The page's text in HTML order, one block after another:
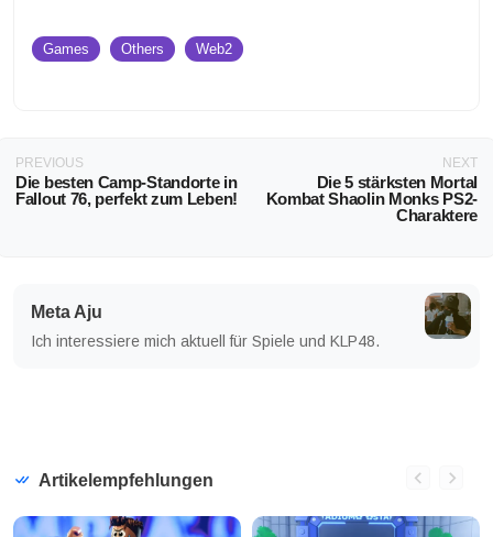
Games Others Web2
PREVIOUS
Die besten Camp-Standorte in
Fallout 76, perfekt zum Leben!
NEXT
Die 5 stärksten Mortal
Kombat Shaolin Monks PS2-
Charaktere
Meta Aju
Ich interessiere mich aktuell für Spiele und KLP48.
Artikelempfehlungen